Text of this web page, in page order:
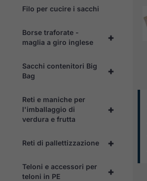
Filo per cucire i sacchi
+
Borse traforate -
maglia a giro inglese
+
Sacchi contenitori Big
Bag
+
Reti e maniche per
l'imballaggio di
verdura e frutta
+
Reti di pallettizzazione
+
Teloni e accessori per
teloni in PE